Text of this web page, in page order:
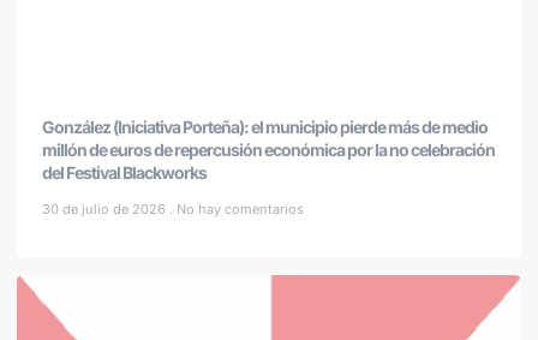
González (Iniciativa Porteña): el municipio pierde más de medio
millón de euros de repercusión económica por la no celebración
del Festival Blackworks
30 de julio de 2026 No hay comentarios